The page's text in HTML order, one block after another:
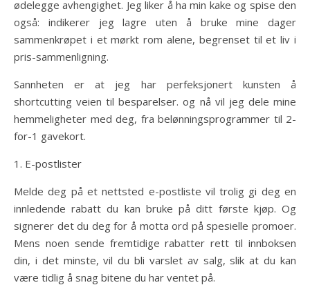
ødelegge avhengighet. Jeg liker å ha min kake og spise den
også: indikerer jeg lagre uten å bruke mine dager
sammenkrøpet i et mørkt rom alene, begrenset til et liv i
pris-sammenligning.
Sannheten er at jeg har perfeksjonert kunsten å
shortcutting veien til besparelser. og nå vil jeg dele mine
hemmeligheter med deg, fra belønningsprogrammer til 2-
for-1 gavekort.
1. E-postlister
Melde deg på et nettsted e-postliste vil trolig gi deg en
innledende rabatt du kan bruke på ditt første kjøp. Og
signerer det du deg for å motta ord på spesielle promoer.
Mens noen sende fremtidige rabatter rett til innboksen
din, i det minste, vil du bli varslet av salg, slik at du kan
være tidlig å snag bitene du har ventet på.